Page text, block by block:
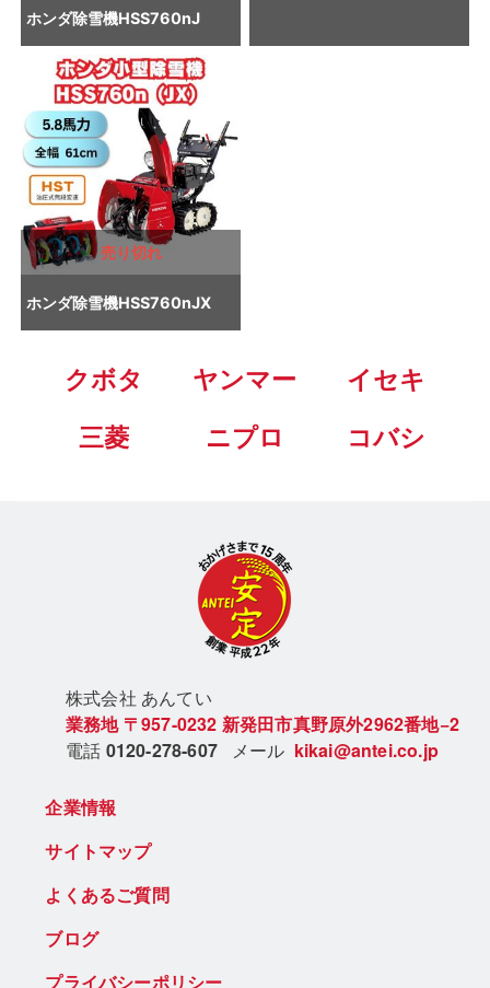
ホンダ除雪機HSS760nJ
売り切れ
ホンダ除雪機HSS760nJX
クボタ ヤンマー
イセキ
三菱
ニプロ コバシ
株式会社 あんてい
業務地 〒957-0232 新発田市真野原外2962番地−2
電話 0120-278-607 メール kikai@antei.co.jp
企業情報
サイトマップ
よくあるご質問
ブログ
プライバシーポリシー